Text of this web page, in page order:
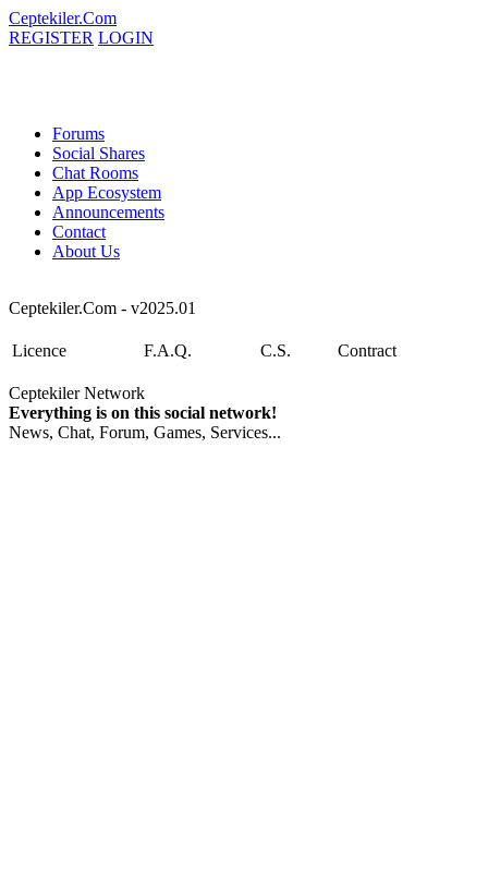
Ceptekiler.Com
REGISTER LOGIN
Forums
Social Shares
Chat Rooms
App Ecosystem
Announcements
Contact
About Us
Ceptekiler.Com - v2025.01
Licence F.A.Q. C.S. Contract
Ceptekiler Network
Everything is on this social network!
News, Chat, Forum, Games, Services...